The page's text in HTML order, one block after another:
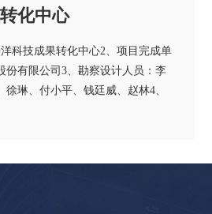
化中心
科技成果转化中心2、项目完成单
份有限公司3、勘察设计人员：李
琳、付小平、钱廷威、赵林4、